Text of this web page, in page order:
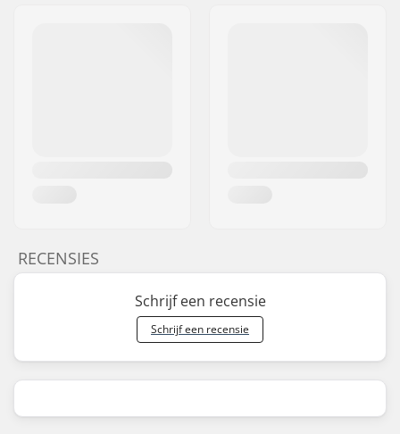
RECENSIES
Schrijf een recensie
Schrijf een recensie